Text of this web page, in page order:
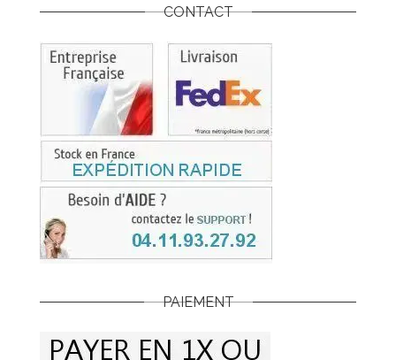
CONTACT
PAIEMENT